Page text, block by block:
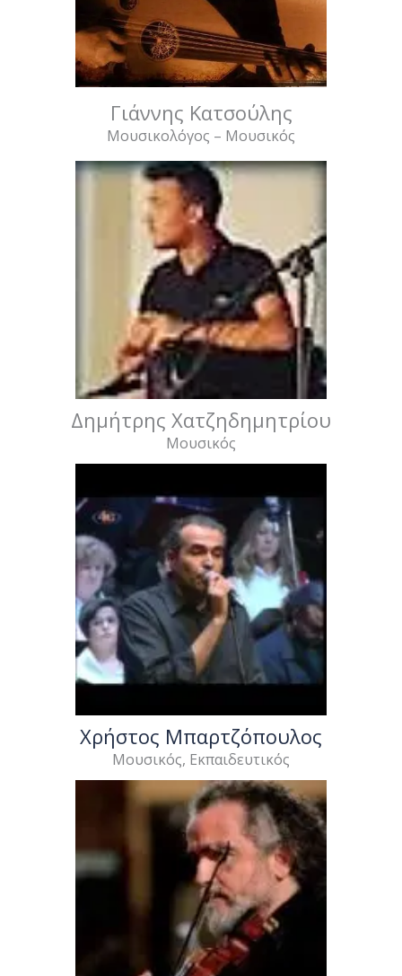
Γιάννης Κατσούλης
Μουσικολόγος – Μουσικός
Δημήτρης Χατζηδημητρίου
Μουσικός
Χρήστος Μπαρτζόπουλος
Μουσικός, Εκπαιδευτικός